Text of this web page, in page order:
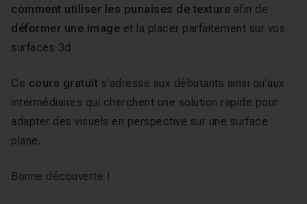
comment utiliser les punaises de texture afin de
déformer une image et la placer parfaitement sur vos
surfaces 3d.
Ce cours gratuit s'adresse aux débutants ainsi qu'aux
intermédiaires qui cherchent une solution rapide pour
adapter des visuels en perspective sur une surface
plane.
Bonne découverte !